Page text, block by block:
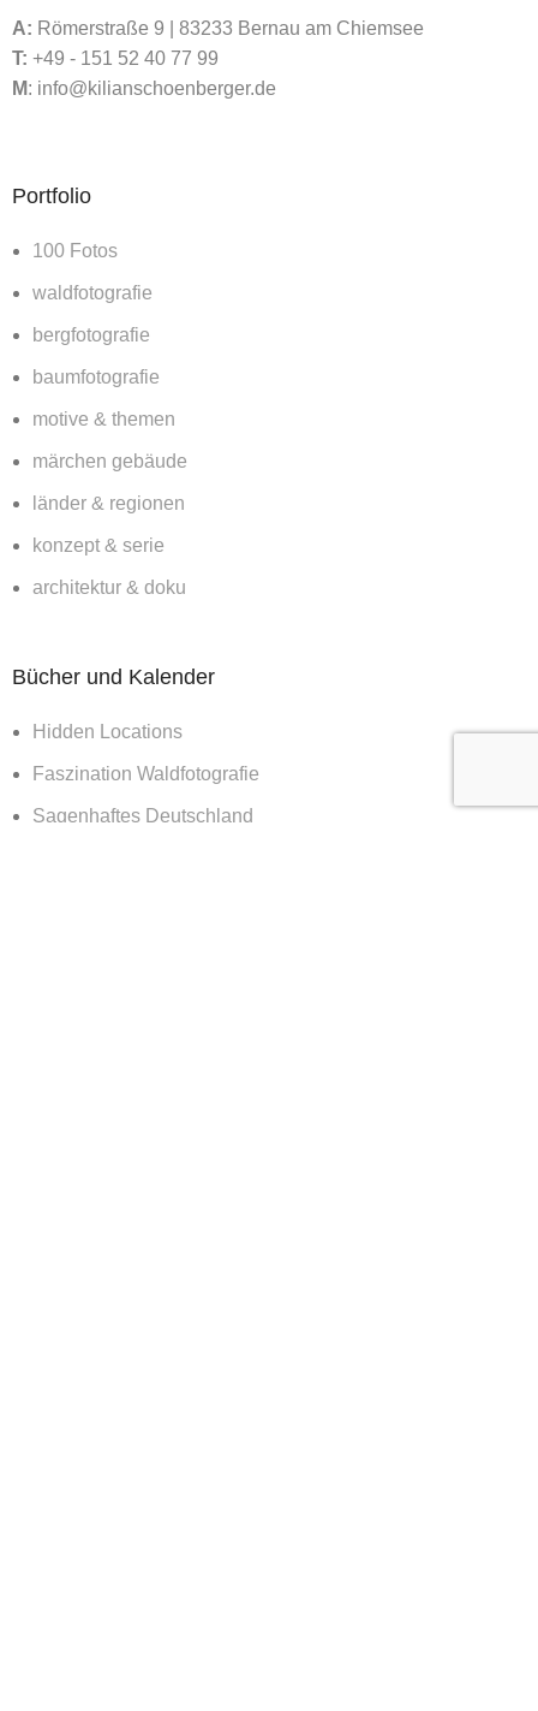
A: Römerstraße 9 | 83233 Bernau am Chiemsee
T: +49 - 151 52 40 77 99
M: info@kilianschoenberger.de
Portfolio
100 Fotos
waldfotografie
bergfotografie
baumfotografie
motive & themen
märchen gebäude
länder & regionen
konzept & serie
architektur & doku
Bücher und Kalender
Hidden Locations
Faszination Waldfotografie
Sagenhaftes Deutschland